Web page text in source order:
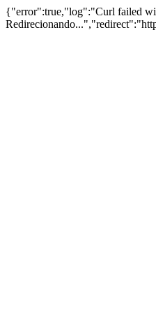
{"error":true,"log":"Curl failed